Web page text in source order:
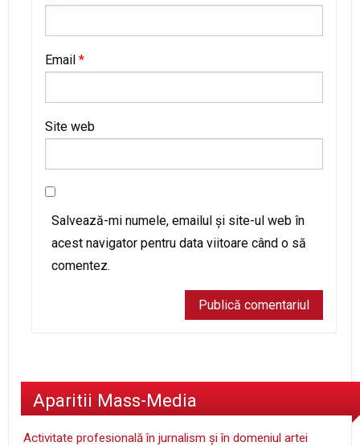
Email *
Site web
Salvează-mi numele, emailul și site-ul web în
acest navigator pentru data viitoare când o să
comentez.
Aparitii Mass-Media
Activitate profesională în jurnalism şi în domeniul artei